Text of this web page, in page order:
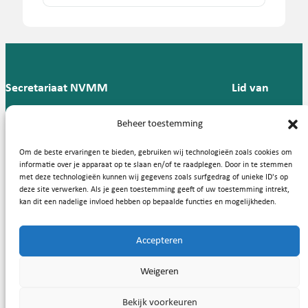
Beheer toestemming
Om de beste ervaringen te bieden, gebruiken wij technologieën zoals cookies om
informatie over je apparaat op te slaan en/of te raadplegen. Door in te stemmen
met deze technologieën kunnen wij gegevens zoals surfgedrag of unieke ID's op
deze site verwerken. Als je geen toestemming geeft of uw toestemming intrekt,
kan dit een nadelige invloed hebben op bepaalde functies en mogelijkheden.
Accepteren
Weigeren
Bekijk voorkeuren
Specialisten
raadzaam de richtlijn van het eigen
centrum te raadplegen, of specifieke
aanspreekpunt van uw instelling.
Secretariaat NVMM
Groningen
57
Lid van
Handige links
Copyright © 2026, Nederlandse Vereniging voor Medische